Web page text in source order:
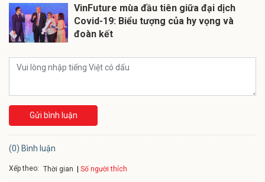
VinFuture mùa đầu tiên giữa đại dịch
Covid-19: Biểu tượng của hy vọng và
đoàn kết
Gửi bình luận
(0) Bình luận
Xếp theo: Thời gian Số người thích